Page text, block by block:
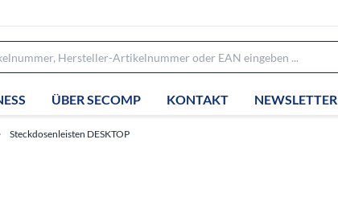
ÜBER SECOMP KONTAKT NEWSLETTER
Steckdosenleisten DESKTOP